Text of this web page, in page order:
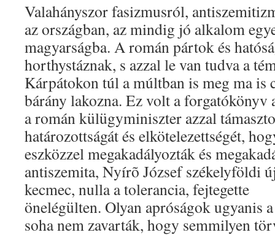
Valahányszor fasizmusról,
az országban, az mindig jó alkalom
magyarságba. A román pártok és
horthystáznak, s azzal le van tudva a
Kárpátokon túl a múltban is meg ma is
bárány lakozna. Ez volt a forgatókönyv
a román külügyminiszter azzal
határozottságát és elkötelezettségét,
eszközzel megakadályozták és
antiszemita, Nyírõ József székelyföldi
kecmec, nulla a tolerancia, fejtegette
önelégülten. Olyan apróságok ugyanis
soha nem zavarták, hogy semmilyen